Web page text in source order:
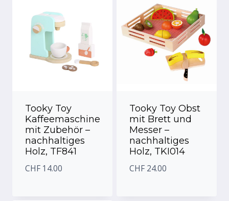
Tooky Toy
Kaffeemaschine
mit Zubehör –
nachhaltiges
Holz, TF841
CHF 14.00
Tooky Toy Obst
mit Brett und
Messer –
nachhaltiges
Holz, TKI014
CHF 24.00